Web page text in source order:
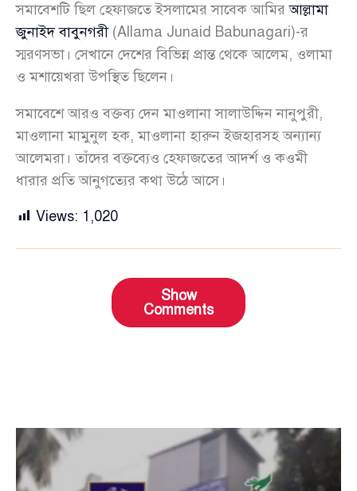
সমাবেশটি ছিল হেফাজতে ইসলামের সাবেক আমিরআল্লামা
জুনাইদ বাবুনগরী(Allama Junaid Babunagari)-র
স্মরণসভা। সেখানে দেশের বিভিন্ন প্রান্ত থেকে আলেম, ওলামা
ও মশায়েখরা উপস্থিত ছিলেন।
সমাবেশে আরও বক্তব্য দেন মাওলানা সালাউদ্দিন নানুপুরী,
মাওলানা মামুনুল হক, মাওলানা হারুন ইজহারসহ অন্যান্য
আলেমরা। তাঁদের বক্তব্যেও হেফাজতের আদর্শ ও কওমী
ধারার প্রতি আনুগত্যের কথা উঠে আসে।
Views: 1,020
Show
Comments